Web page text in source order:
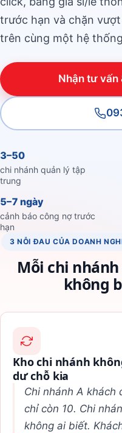
trước hạn và chặn
trên cùng một hệ
Nhận tư vấn
3–50
chi nhánh quản lý tập
trung
5–7 ngày
cảnh báo công nợ trước
hạn
3 NỖI ĐAU CỦA DOANH
Mỗi chi
không
Kho chi nhánh
dư chỗ kia
Chi nhánh A
chỉ còn 10. Chi
không ai biết.